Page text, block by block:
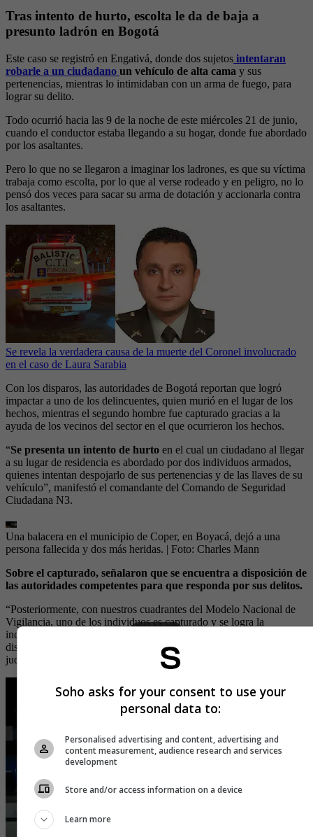
Tras intento de hurto, escolta le da de baja a
presunto ladrón en Bogotá
Este caso se registró en Engativá, donde dos sujetos intentaran
robarle a un ciudadano un vehículo de alta cama y sus
pertenencias, mientras lo intimidaban con un arma de fuego, para
lograr su delito.
Todo ocurrió hacia las 9 de la noche de este miércoles 21 de junio,
cuando el conductor estaba llegando a su hogar, donde fue abordado
por los asaltantes.
Pero lo que no se llegaron a imaginar los ladrones, es que su víctima
trabaja como escolta, por lo que al verse rodeado y en peligro, no lo
pensó dos veces para sacar su arma de dotación y accionarla contra
los asaltantes.
Se revela la verdadera causa de la muerte del Coronel involucrado
en el caso de Laura Sarabia
Con los disparos, las autoridades de Bogotá reportan que logró
impactar a uno de los delincuentes, quien murió en el lugar de los
hechos, mientras el segundo hombre fue capturado gracias a la
ayuda de los vecinos del sector en el que ocurrieron los hechos.
“Se presenta un intento de hurto en el cual un ciudadano al llegar
a su lugar de residencia es abordado por dos individuos armados,
quienes intentan despojarlo de sus pertenencias y de las llaves de su
vehículo”, manifestó el comandante del Comando de Seguridad
Ciudadana N3.
Una balacera en el municipio de Coper, en Boyacá, dejó a una
persona fallecida y dos más heridas. | Foto: Charles Mann
Sobre el capturado, señalaron que se encuentra a disposición de
las autoridades competentes para que responda por sus delitos.
“Posteriormente, con nuestros cuadrantes del Modelo Nacional de
Vigilancia, uno de los individuos es capturado y se logra la
incautación de dos armas de fuego. Este procedimiento está a
disposición de la Fiscalía General de la Nación para su
judicialización”, manifestó el coronel Carlos Rodríguez.
Soho asks for your consent to use your
personal data to:
Personalised advertising and content, advertising and
content measurement, audience research and services
development
Store and/or access information on a device
Learn more